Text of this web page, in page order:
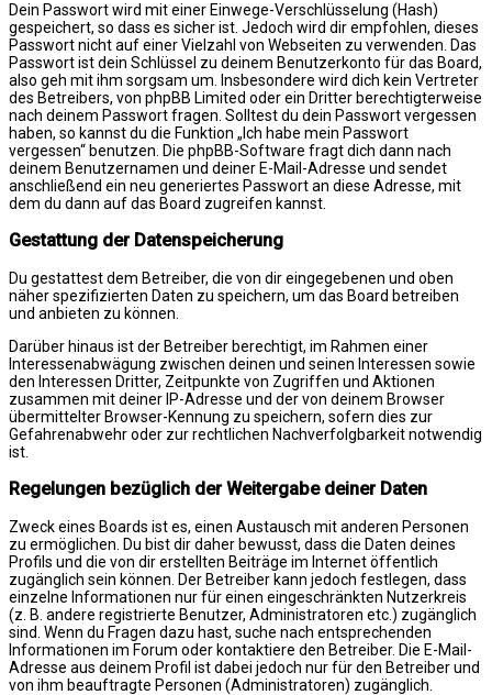
Dein Passwort wird mit einer Einwege-Verschlüsselung (Hash)
gespeichert, so dass es sicher ist. Jedoch wird dir empfohlen, dieses
Passwort nicht auf einer Vielzahl von Webseiten zu verwenden. Das
Passwort ist dein Schlüssel zu deinem Benutzerkonto für das Board,
also geh mit ihm sorgsam um. Insbesondere wird dich kein Vertreter
des Betreibers, von phpBB Limited oder ein Dritter berechtigterweise
nach deinem Passwort fragen. Solltest du dein Passwort vergessen
haben, so kannst du die Funktion „Ich habe mein Passwort
vergessen“ benutzen. Die phpBB-Software fragt dich dann nach
deinem Benutzernamen und deiner E-Mail-Adresse und sendet
anschließend ein neu generiertes Passwort an diese Adresse, mit
dem du dann auf das Board zugreifen kannst.
Gestattung der Datenspeicherung
Du gestattest dem Betreiber, die von dir eingegebenen und oben
näher spezifizierten Daten zu speichern, um das Board betreiben
und anbieten zu können.
Darüber hinaus ist der Betreiber berechtigt, im Rahmen einer
Interessenabwägung zwischen deinen und seinen Interessen sowie
den Interessen Dritter, Zeitpunkte von Zugriffen und Aktionen
zusammen mit deiner IP-Adresse und der von deinem Browser
übermittelter Browser-Kennung zu speichern, sofern dies zur
Gefahrenabwehr oder zur rechtlichen Nachverfolgbarkeit notwendig
ist.
Regelungen bezüglich der Weitergabe deiner Daten
Zweck eines Boards ist es, einen Austausch mit anderen Personen
zu ermöglichen. Du bist dir daher bewusst, dass die Daten deines
Profils und die von dir erstellten Beiträge im Internet öffentlich
zugänglich sein können. Der Betreiber kann jedoch festlegen, dass
einzelne Informationen nur für einen eingeschränkten Nutzerkreis
(z. B. andere registrierte Benutzer, Administratoren etc.) zugänglich
sind. Wenn du Fragen dazu hast, suche nach entsprechenden
Informationen im Forum oder kontaktiere den Betreiber. Die E-Mail-
Adresse aus deinem Profil ist dabei jedoch nur für den Betreiber und
von ihm beauftragte Personen (Administratoren) zugänglich.